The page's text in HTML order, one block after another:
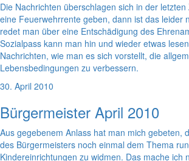
Die Nachrichten überschlagen sich in der
eine Feuerwehrrente geben, dann ist das leider
redet man über eine Entschädigung des
Sozialpass kann man hin und wieder etwas
Nachrichten, wie man es sich vorstellt, die
Lebensbedingungen zu verbessern.
30. April 2010
Bürgermeister April 2010
Aus gegebenem Anlass hat man mich gebeten,
des Bürgermeisters noch einmal dem Thema
Kindereinrichtungen zu widmen. Das mache ich